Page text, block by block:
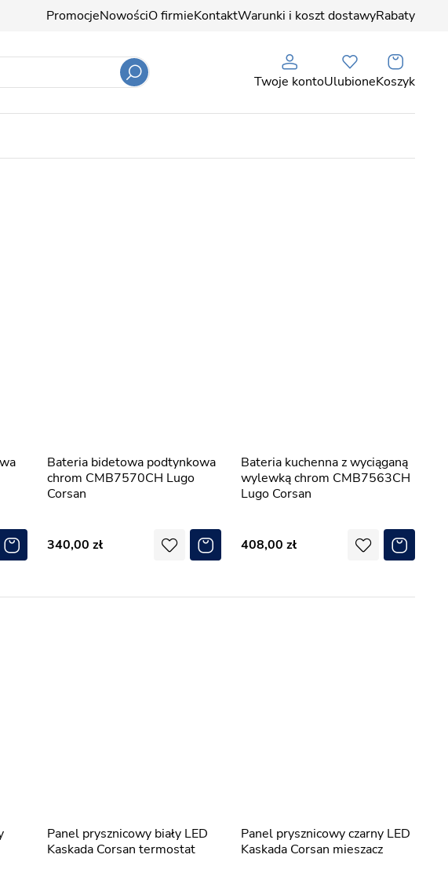
PromocjeNowościO firmieKontaktWarunki i koszt dostawyRabaty
Twoje kontoUlubioneKoszyk
Bateria bidetowa podtynkowa
chrom CMB7570CH Lugo
Corsan
340,00
Bateria kuchenna z wyciąganą
wylewką chrom CMB7563CH
Lugo Corsan
408,00
Panel prysznicowy biały LED
Kaskada Corsan termostat
Panel prysznicowy czarny LED
Kaskada Corsan mieszacz